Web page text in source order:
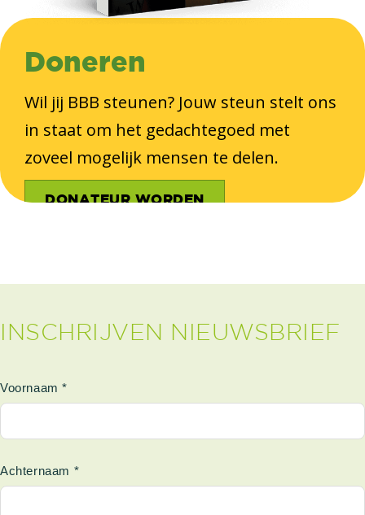
Doneren
Wil jij BBB steunen? Jouw steun stelt ons
in staat om het gedachtegoed met
zoveel mogelijk mensen te delen.
DONATEUR WORDEN
INSCHRIJVEN NIEUWSBRIEF